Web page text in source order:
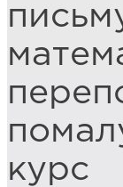
курс